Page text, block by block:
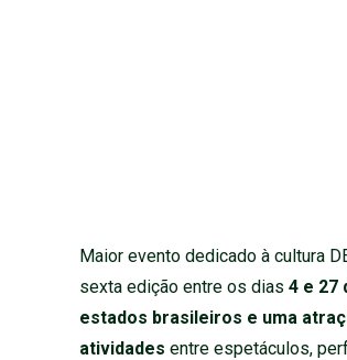
Maior evento dedicado à cultura
sexta edição entre os dias 4 e 27
estados brasileiros e uma
atividades entre espetáculos,